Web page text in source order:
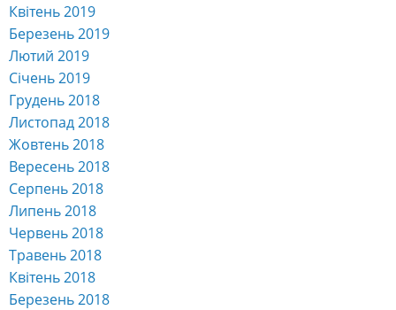
Квітень 2019
Березень 2019
Лютий 2019
Січень 2019
Грудень 2018
Листопад 2018
Жовтень 2018
Вересень 2018
Серпень 2018
Липень 2018
Червень 2018
Травень 2018
Квітень 2018
Березень 2018